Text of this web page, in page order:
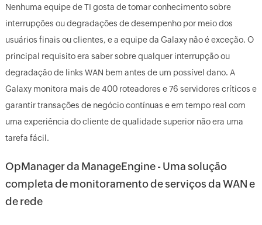
Nenhuma equipe de TI gosta de tomar conhecimento sobre
interrupções ou degradações de desempenho por meio dos
usuários finais ou clientes, e a equipe da Galaxy não é exceção. O
principal requisito era saber sobre qualquer interrupção ou
degradação de links WAN bem antes de um possível dano. A
Galaxy monitora mais de 400 roteadores e 76 servidores críticos e
garantir transações de negócio contínuas e em tempo real com
uma experiência do cliente de qualidade superior não era uma
tarefa fácil.
OpManager da ManageEngine - Uma solução
completa de monitoramento de serviços da WAN e
de rede